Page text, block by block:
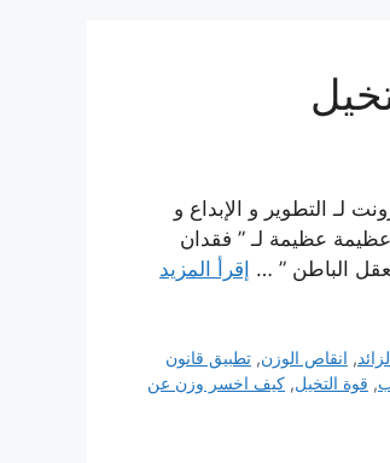
لـ التطوير و الإبداع و
عظيمة عظيمة لـ ” فقدان
الباطن ” … إقرأ المزيد
, انقاص الوزن,تطبيق قانون
, قوة التخيل, كيف اخسر وزن عن